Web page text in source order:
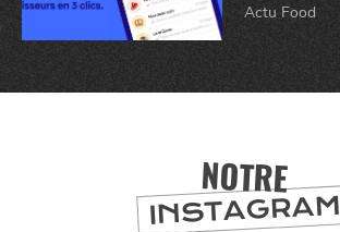
Actu Food
NOTRE
INSTAGRAM
CHTITE
CANAILLE